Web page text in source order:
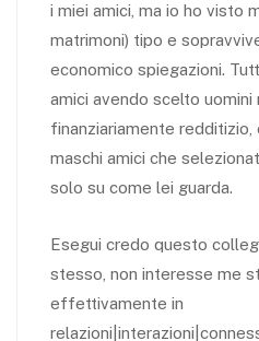
i miei amici, ma io ho visto
matrimoni) tipo e
economico spiegazioni.
amici avendo scelto uomini
finanziariamente redditizio,
maschi amici che
solo su come lei guarda.
Esegui credo questo
stesso, non interesse me
effettivamente in